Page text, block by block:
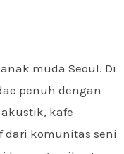
muda Seoul. Di
penuh dengan
kafe
komunitas seni